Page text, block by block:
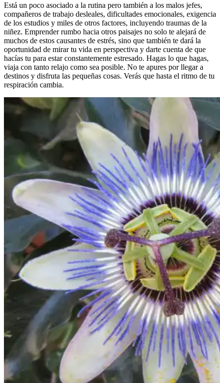
Está un poco asociado a la rutina pero también a los malos jefes,
compañeros de trabajo desleales, dificultades emocionales, exigencia
de los estudios y miles de otros factores, incluyendo traumas de la
niñez. Emprender rumbo hacia otros paisajes no solo te alejará de
muchos de estos causantes de estrés, sino que también te dará la
oportunidad de mirar tu vida en perspectiva y darte cuenta de que
hacías tu para estar constantemente estresado. Hagas lo que hagas,
viaja con tanto relajo como sea posible. No te apures por llegar a
destinos y disfruta las pequeñas cosas. Verás que hasta el ritmo de tu
respiración cambia.